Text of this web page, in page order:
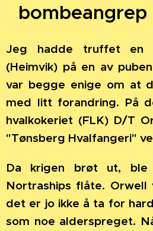
Jeg hadde truffet en
(Heimvik) på en av
var begge enige om at
med litt forandring. På
hvalkokeriet (FLK) D/T
"Tønsberg Hvalfangeri"
Da krigen brøt ut, ble
Nortraships flåte. Orwell
det er jo ikke å ta for
som noe alderspreget.